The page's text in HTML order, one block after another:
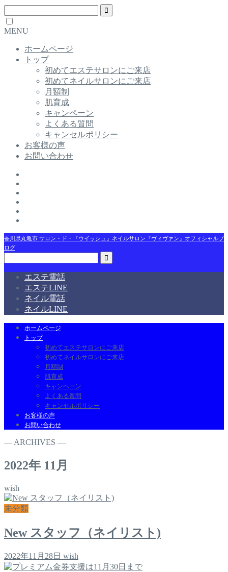
MENU
ホームページ
トップ
初めてエステサロンにご来店
初めてネイルサロンにご来店
月額制
肌育成
キャンペーン
よくある質問
キャンセルポリシー
お客様の声
お問い合わせ
香川県丸亀市 サロン・ド・『ウイッシュ』ネイルサロン『ヴィヴァン』オフィシャルブ
ログ
エステ電話
エステLINE
ネイル電話
ネイルLINE
ホームページ
トップ
初めてエステサロンにご来店
初めてネイルサロンにご来店
月額制
肌育成
キャンペーン
よくある質問
キャンセルポリシー
お客様の声
お問い合わせ
― ARCHIVES ―
2022年 11月
wish
未分類
New スタッフ（ネイリスト)
2022年11月28日 wish